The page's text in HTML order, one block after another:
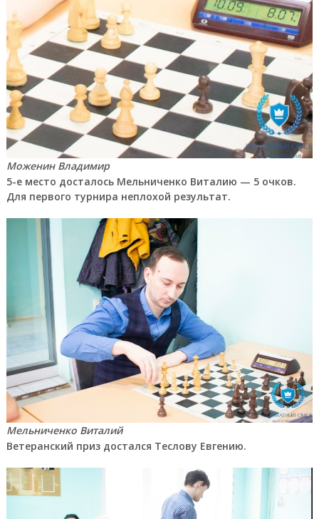
Моженин Владимир
5-е место досталось Мельниченко Виталию — 5 очков.
Для первого турнира неплохой результат.
Мельниченко Виталий
Ветеранский приз достался Теслову Евгению.